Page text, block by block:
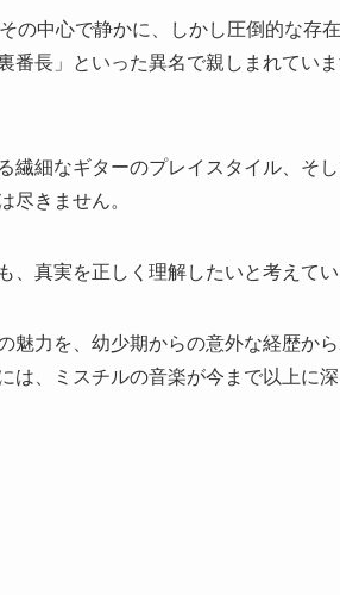
の中心で静かに、しかし圧倒的な存
番長」といった異名で親しまれてい
繊細なギターのプレイスタイル、そ
尽きません。
真実を正しく理解したいと考えてい
魅力を、幼少期からの意外な経歴か
は、ミスチルの音楽が今まで以上に